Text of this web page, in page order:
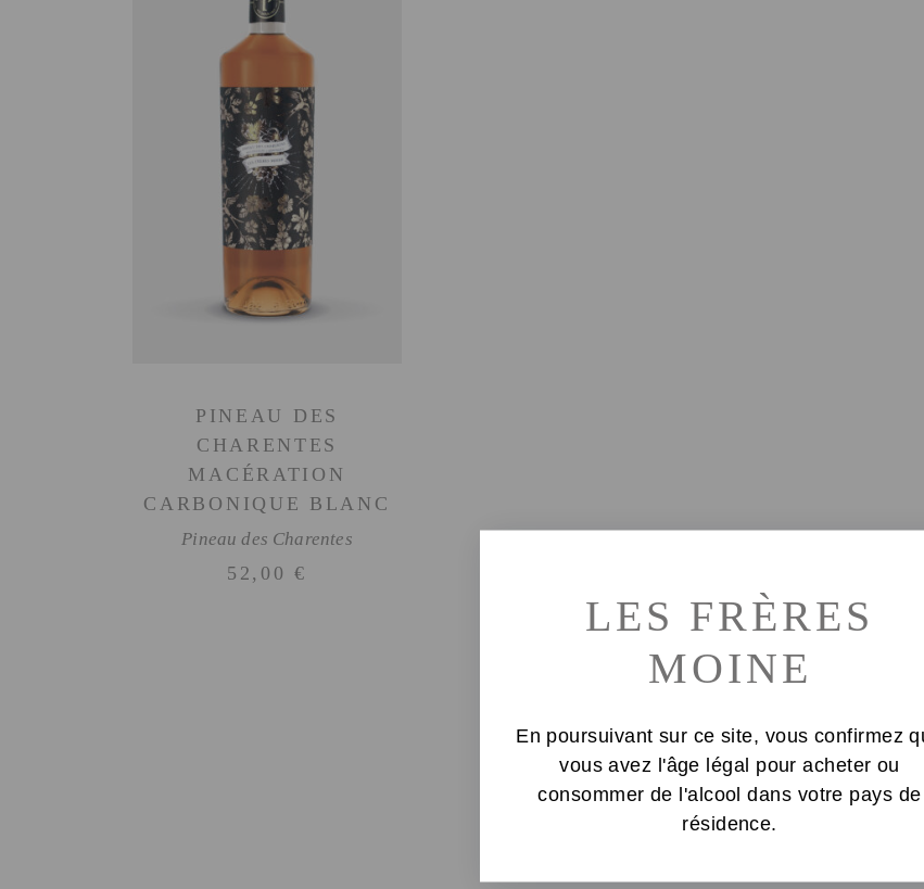
AJOUTER AU PANIER
PINEAU DES
CHARENTES
MACÉRATION
CARBONIQUE BLANC
Pineau des Charentes
52,00€
LES FRÈRES
MOINE
En poursuivant sur ce site, vous confirmez
vous avez l'âge légal pour acheter ou
consommer de l'alcool dans votre pays de
résidence.